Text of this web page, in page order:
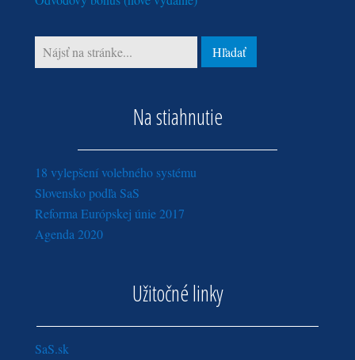
marec (1)
Na stiahnutie
18 vylepšení volebného systému
Slovensko podľa SaS
Reforma Európskej únie 2017
Agenda 2020
Užitočné linky
SaS.sk